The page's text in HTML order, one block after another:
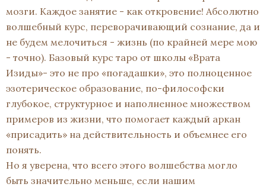
мозги. Каждое занятие - как откровение! Абсолютно
волшебный курс, переворачивающий сознание, да и
не будем мелочиться - жизнь (по крайней мере мою
- точно). Базовый курс таро от школы «Врата
Изиды»- это не про «погадашки», это полноценное
эзотерическое образование, по-философски
глубокое, структурное и наполненное множеством
примеров из жизни, что помогает каждый аркан
«присадить» на действительность и объемнее его
понять.
Но я уверена, что всего этого волшебства могло
быть значительно меньше, если нашим